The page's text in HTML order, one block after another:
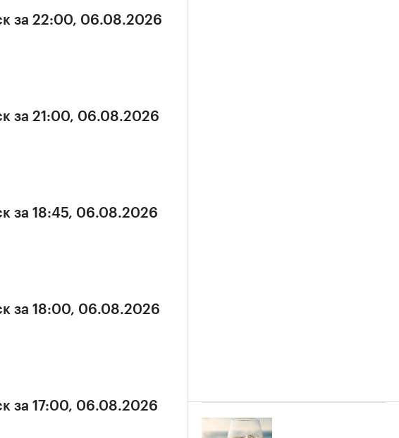
за 22:00, 06.08.2026
за 21:00, 06.08.2026
за 18:45, 06.08.2026
за 18:00, 06.08.2026
за 17:00, 06.08.2026